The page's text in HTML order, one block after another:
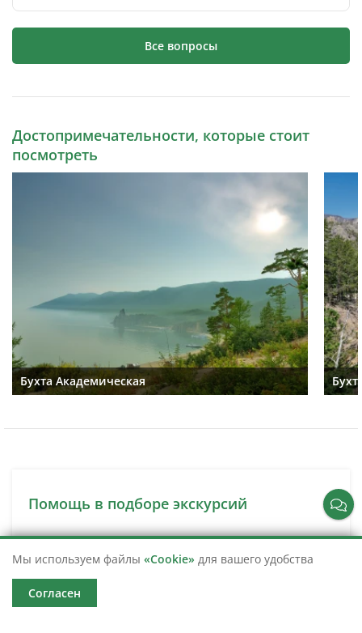
Все вопросы
Достопримечательности, которые стоит
посмотреть
Бухта Академическая
Помощь в подборе экскурсий
Сложно выбрать? Оставьте свои контактные данные
и мы свяжемся с вами для подбора идеальной
Мы используем файлы «Cookie» для вашего удобства
Согласен